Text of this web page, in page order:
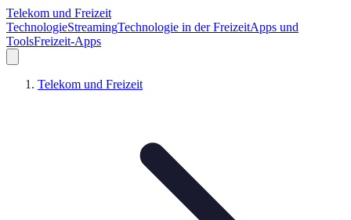
Telekom und Freizeit
TechnologieStreamingTechnologie in der FreizeitApps und
ToolsFreizeit-Apps
Telekom und Freizeit